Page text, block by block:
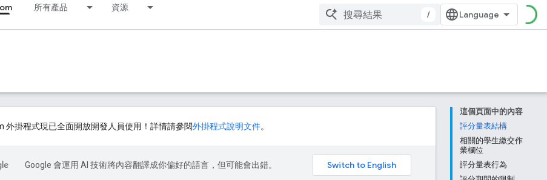
所有產品 資源
/
這個頁面中的內容
評分量表結構
相關的學生繳交作
業欄位
評分量表行為
外掛程式現已全面開放開發人員使用！詳情請參閱外掛程式說明文件。
Google 會運用 AI 技術將內容翻譯成你偏好的語言，但可能會出錯。